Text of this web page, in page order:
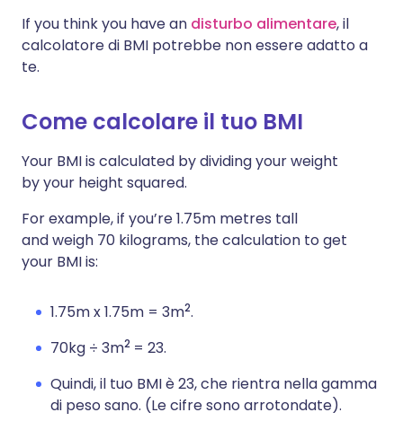
If you think you have an disturbo alimentare, il
calcolatore di BMI potrebbe non essere adatto a
te.
Come calcolare il tuo BMI
Your BMI is calculated by dividing your weight
by your height squared.
For example, if you’re 1.75m metres tall
and weigh 70 kilograms, the calculation to get
your BMI is:
1.75m x 1.75m = 3m2.
70kg ÷ 3m2 = 23.
Quindi, il tuo BMI è 23, che rientra nella gamma
di peso sano. (Le cifre sono arrotondate).